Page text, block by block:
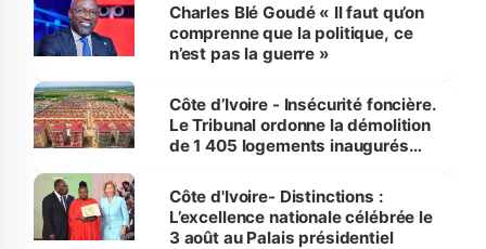
Charles Blé Goudé « Il faut qu’on
comprenne que la politique, ce
n’est pas la guerre »
Côte d’Ivoire - Insécurité foncière.
Le Tribunal ordonne la démolition
de 1 405 logements inaugurés
Bassam
Côte d'Ivoire- Distinctions :
L’excellence nationale célébrée le
3 août au Palais présidentiel